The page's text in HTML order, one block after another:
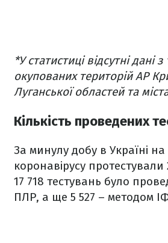
*У статистиці відсутні дані
окупованих територій АР
Луганської областей та
Кількість проведених
За минулу добу в Україні на
коронавірусу протестували
17 718 тестувань було
ПЛР, а ще 5 527 – методом